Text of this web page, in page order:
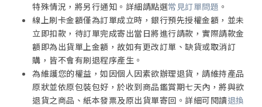
特殊情況，將另行通知。詳細請點選常見訂單問題 。
線上刷卡金額僅為訂單成立時，銀行預先授權金額，並未
立即扣款，待訂單完成寄出當日將進行請款，實際請款金
額即為出貨單上金額，故如有更改訂單、缺貨或取消訂
購，皆不會有刷退程序產生。
為維護您的權益，如因個人因素欲辦理退貨，請維持產品
原狀並依原包裝包好，於收到商品鑑賞期七天內，將與欲
退貨之商品、紙本發票及原出貨單寄回。詳細可閱讀退換